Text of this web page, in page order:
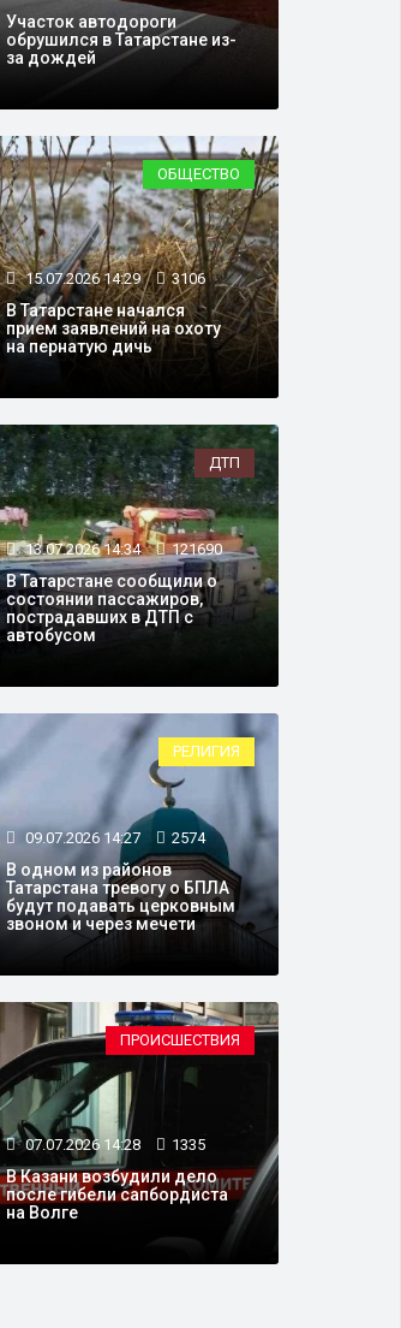
РЕЛИГИЯ
31.07.2026 14:28 1636
В Татарстане с августа
скорректируют
расписание времени
намазов
Участок автодороги
обрушился в Татарстане из-
за дождей
ОБЩЕСТВО
15.07.2026 14:29 3106
В Татарстане начался
прием заявлений на охоту
на пернатую дичь
ДТП
13.07.2026 14:34 121690
В Татарстане сообщили о
состоянии пассажиров,
пострадавших в ДТП с
автобусом
РЕЛИГИЯ
09.07.2026 14:27 2574
В одном из районов
Татарстана тревогу о БПЛА
будут подавать церковным
звоном и через мечети
ПРОИСШЕСТВИЯ
07.07.2026 14:28 1335
В Казани возбудили дело
после гибели сапбордиста
на Волге